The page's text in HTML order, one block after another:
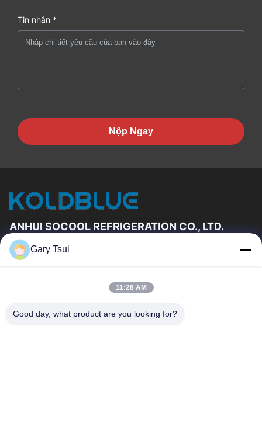
Tin nhắn *
Nộp Ngay
ANHUI SOCOOL REFRIGERATION CO., LTD.
Đường Dẫn Nhanh
Về Chúng Tôi
Tham Quan Nhà Máy
Kiểm Soát Chất Lượng
Gary Tsui
11:28 AM
Good day, what product are you looking for?